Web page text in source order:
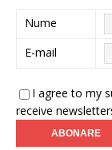
Nume
E-mail
I agree to my
receive